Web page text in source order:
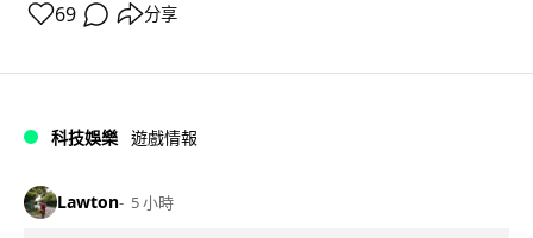
69 分享
科技娛樂 遊戲情報
Lawton 5 小時